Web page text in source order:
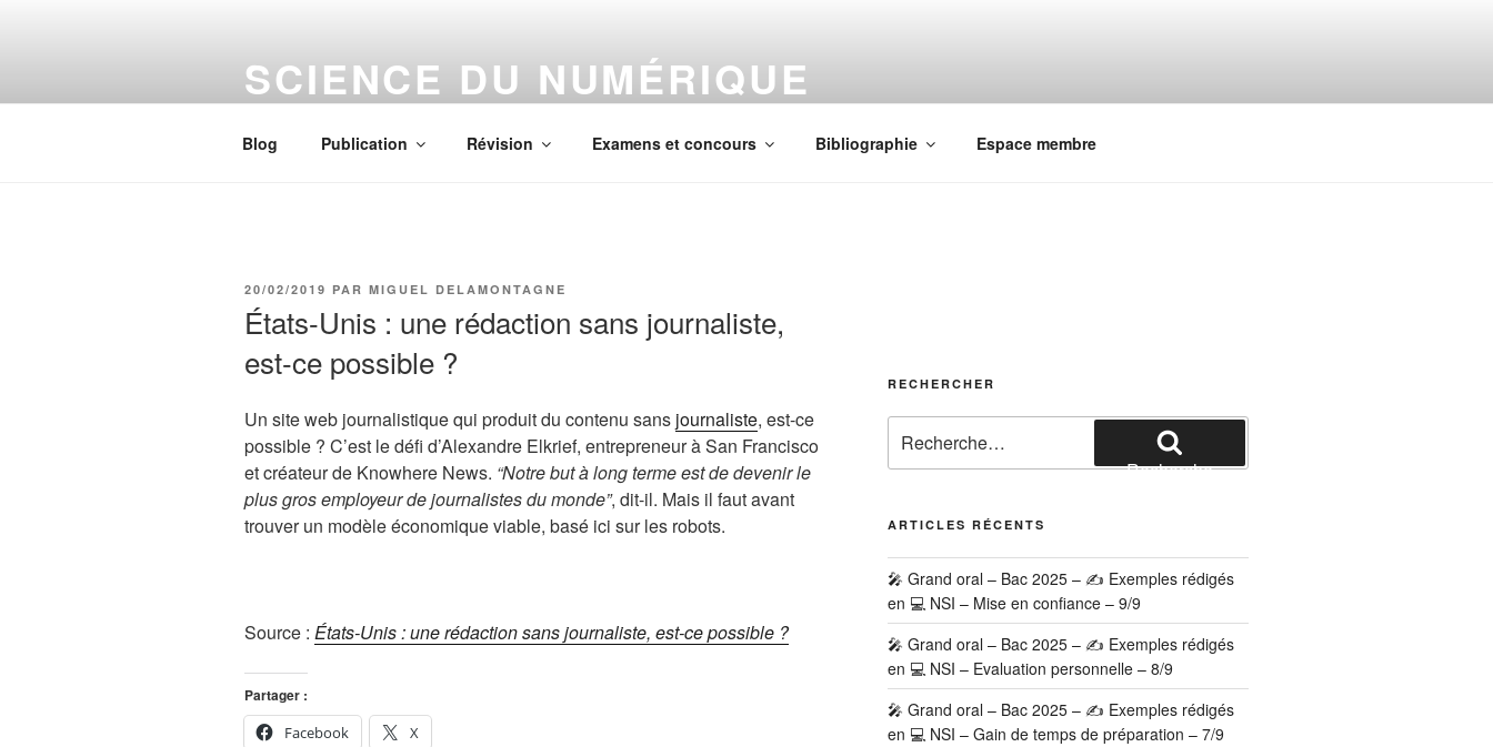
SCIENCE DU NUMÉRIQUE
Blog Publication Révision Examens et concours Bibliographie Espace membre
PUBLIÉ
LE
20/02/2019 PAR MIGUEL DELAMONTAGNE
États-Unis : une rédaction sans journaliste,
est-ce possible ?
Un site web journalistique qui produit du contenu sans journaliste, est-ce
possible ? C’est le défi d’Alexandre Elkrief, entrepreneur à San Francisco
et créateur de Knowhere News. “Notre but à long terme est de devenir le
plus gros employeur de journalistes du monde”, dit-il. Mais il faut avant
trouver un modèle économique viable, basé ici sur les robots.
Source : États-Unis : une rédaction sans journaliste, est-ce possible ?
Partager :
Facebook
X
RECHERCHER
pour
:
Recherche
ARTICLES RÉCENTS
🎤 Grand oral – Bac 2025 – ✍️ Exemples rédigés
en 💻 NSI – Mise en confiance – 9/9
🎤 Grand oral – Bac 2025 – ✍️ Exemples rédigés
en 💻 NSI – Evaluation personnelle – 8/9
🎤 Grand oral – Bac 2025 – ✍️ Exemples rédigés
en 💻 NSI – Gain de temps de préparation – 7/9